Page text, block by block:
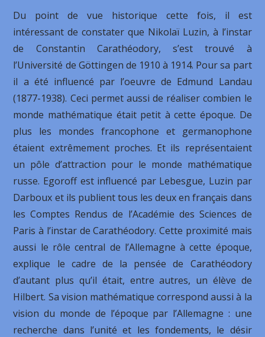
Du point de vue historique cette fois, il est
intéressant de constater que Nikolaï Luzin, à l’instar
de Constantin Carathéodory, s’est trouvé à
l’Université de Göttingen de 1910 à 1914. Pour sa part
il a été influencé par l’oeuvre de Edmund Landau
(1877-1938). Ceci permet aussi de réaliser combien le
monde mathématique était petit à cette époque. De
plus les mondes francophone et germanophone
étaient extrêmement proches. Et ils représentaient
un pôle d’attraction pour le monde mathématique
russe. Egoroff est influencé par Lebesgue, Luzin par
Darboux et ils publient tous les deux en français dans
les Comptes Rendus de l’Académie des Sciences de
Paris à l’instar de Carathéodory. Cette proximité mais
aussi le rôle central de l’Allemagne à cette époque,
explique le cadre de la pensée de Carathéodory
d’autant plus qu’il était, entre autres, un élève de
Hilbert. Sa vision mathématique correspond aussi à la
vision du monde de l’époque par l’Allemagne : une
recherche dans l’unité et les fondements, le désir